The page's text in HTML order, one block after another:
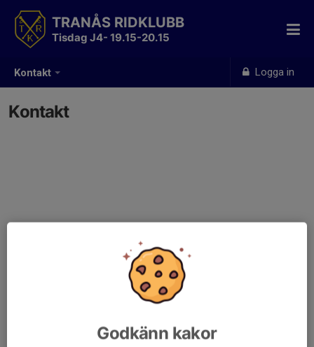
Kontakt Logga in
TRANÅS RIDKLUBB
Tisdag J4- 19.15-20.15
Kontakt
Godkänn kakor